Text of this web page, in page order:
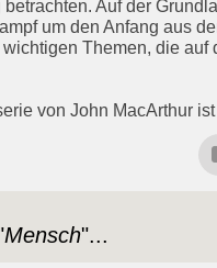
Auf der
um den Anfang aus
Themen, die auf
von John MacArthur
Mensch"...